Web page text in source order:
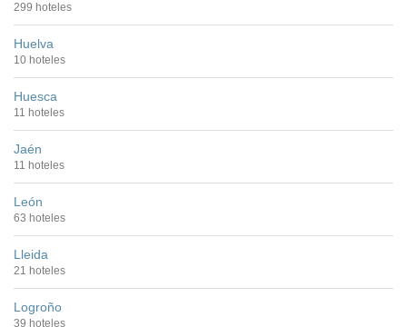
299 hoteles
Huelva
10 hoteles
Huesca
11 hoteles
Jaén
11 hoteles
León
63 hoteles
Lleida
21 hoteles
Logroño
39 hoteles